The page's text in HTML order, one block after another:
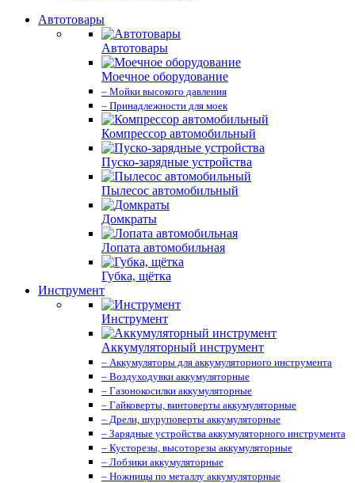
Автотовары
Автотовары
Моечное оборудование
– Мойки высокого давления
– Принадлежности для моек
Компрессор автомобильный
Пуско-зарядные устройства
Пылесос автомобильный
Домкраты
Лопата автомобильная
Губка, щётка
Инструмент
Инструмент
Аккумуляторный инструмент
– Аккумуляторы для аккумуляторного инструмента
– Воздуходувки аккумуляторные
– Газонокосилки аккумуляторные
– Гайковерты, винтоверты аккумуляторные
– Дрели, шуруповерты аккумуляторные
– Зарядные устройства аккумуляторного инструмента
– Кусторезы, высоторезы аккумуляторные
– Лобзики аккумуляторные
– Ножницы по металлу аккумуляторные